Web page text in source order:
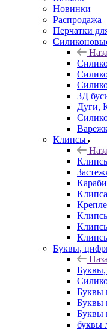
Новинки
Распродажа
Перчатки
3Д
Дуги,
Клипсы
Буквы,
Буквы
Буквы
Буквы
буквы